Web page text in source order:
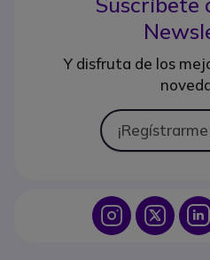
Y disfruta de los
Icon Icon